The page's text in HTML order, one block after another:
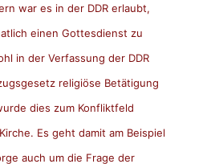
war es in der DDR erlaubt,
einen Gottesdienst zu
in der Verfassung der DDR
religiöse Betätigung
dies zum Konfliktfeld
Es geht damit am Beispiel
auch um die Frage der